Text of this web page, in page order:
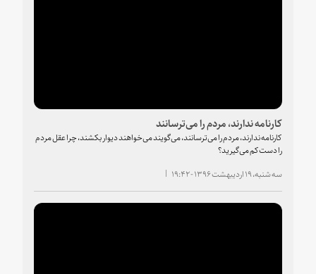
کارنامه ندارند، مردم را می‌ترسانند
کارنامه ندارند، مردم را می‌ترسانند، می‌گویند می‌خواهند دیوار بکشند، چرا عقل مردم
را دست کم می‌گیرید؟
سه شنبه، ۱۹ اردیبهشت ۱۳۹۶ - ۱۹:۴۲